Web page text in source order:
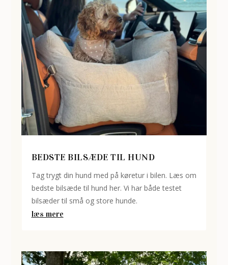
BEDSTE BILSÆDE TIL HUND
Tag trygt din hund med på køretur i bilen. Læs om
bedste bilsæde til hund her. Vi har både testet
bilsæder til små og store hunde.
læs mere